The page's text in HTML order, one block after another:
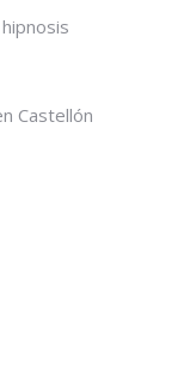
Castellón